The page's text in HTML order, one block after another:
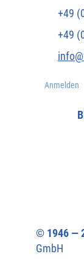
+49
+49
Anmelden
© 1946 —
GmbH​